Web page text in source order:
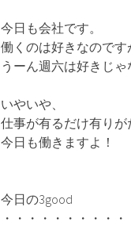
今日も会社です。
働くのは好きなのです
うーん週六は好きじ
いやいや、
仕事が有るだけ有り
今日も働きますよ！
今日の3good
・・・・・・・・・